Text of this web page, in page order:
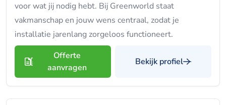
voor wat jij nodig hebt. Bij Greenworld staat
vakmanschap en jouw wens centraal, zodat je
installatie jarenlang zorgeloos functioneert.
Offerte
aanvragen
Bekijk profiel